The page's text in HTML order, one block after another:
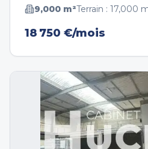
9,000 m²Terrain : 17,000
18 750 €/mois